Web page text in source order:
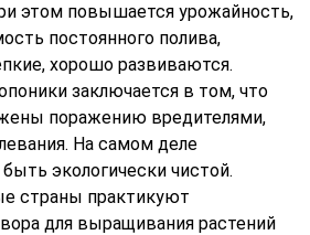
этом повышается урожайность,
постоянного полива,
хорошо развиваются.
заключается в том, что
поражению вредителями,
На самом деле
экологически чистой.
страны практикуют
для выращивания растений